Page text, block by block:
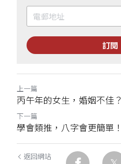
訂閱
上一篇
丙午年的女生，婚姻不佳？
下一篇
學會類推，八字會更簡單！
返回網站